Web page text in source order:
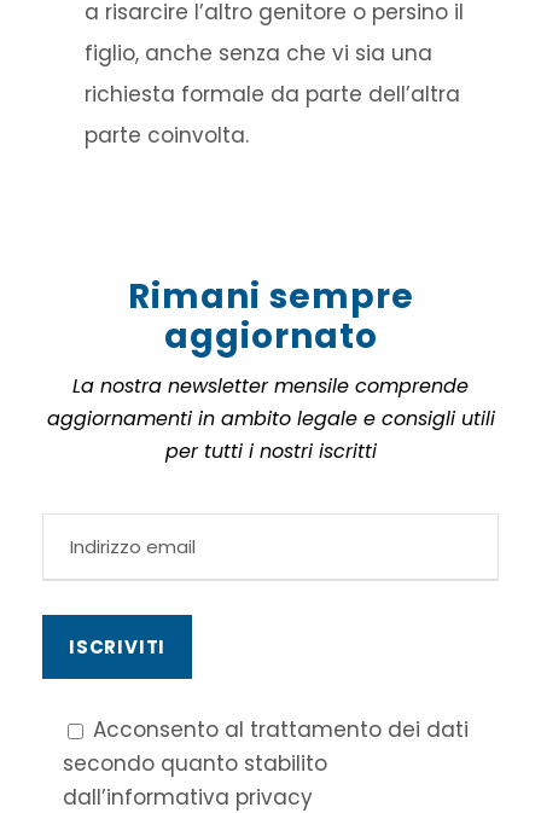
a risarcire l’altro genitore o persino il
figlio, anche senza che vi sia una
richiesta formale da parte dell’altra
parte coinvolta.
Rimani sempre
aggiornato
La nostra newsletter mensile comprende
aggiornamenti in ambito legale e consigli utili
per tutti i nostri iscritti
Acconsento al trattamento dei dati
secondo quanto stabilito
dall’informativa privacy